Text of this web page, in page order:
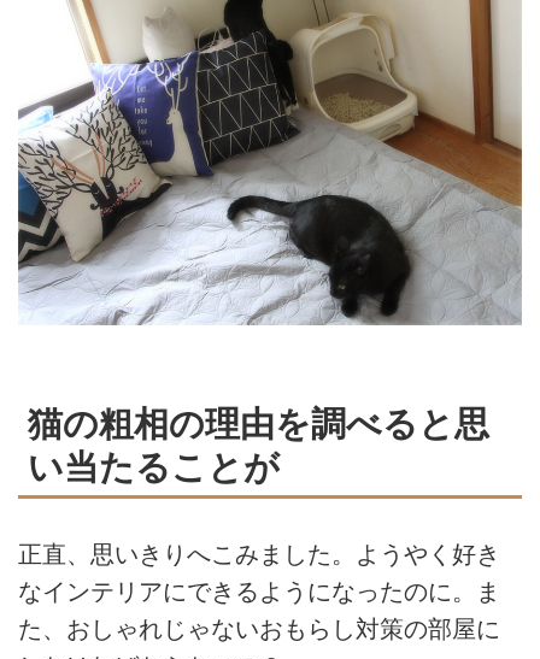
猫の粗相の理由を調べると思
い当たることが
正直、思いきりへこみました。ようやく好き
なインテリアにできるようになったのに。ま
た、おしゃれじゃないおもらし対策の部屋に